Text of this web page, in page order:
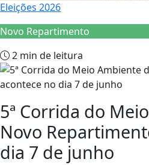
Eleições 2026
Novo Repartimento
2 min de leitura
5ª Corrida do
Novo
dia 7 de junho